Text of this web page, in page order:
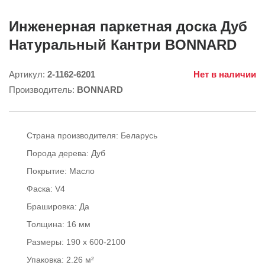
Инженерная паркетная доска Дуб
Натуральный Кантри BONNARD
Артикул: 2-1162-6201
Нет в наличии
Производитель: BONNARD
Страна производителя: Беларусь
Порода дерева: Дуб
Покрытие: Масло
Фаска: V4
Брашировка: Да
Толщина: 16 мм
Размеры: 190 x 600-2100
Упаковка: 2.26 м²